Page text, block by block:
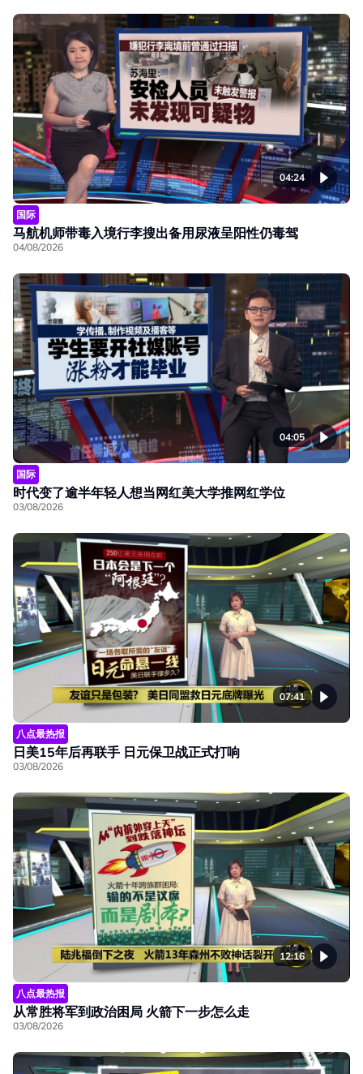
04:24
国际
马航机师带毒入境行李搜出备用尿液呈阳性仍毒驾
04/08/2026
04:05
国际
时代变了逾半年轻人想当网红美大学推网红学位
03/08/2026
07:41
八点最热报
日美15年后再联手 日元保卫战正式打响
03/08/2026
12:16
八点最热报
从常胜将军到政治困局 火箭下一步怎么走
03/08/2026